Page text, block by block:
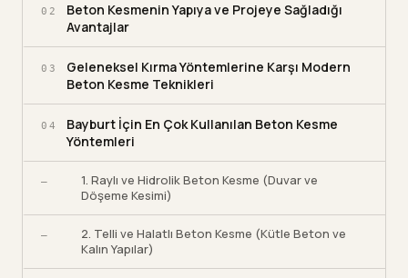
02
Beton Kesmenin Yapıya ve Projeye Sağladığı
Avantajlar
03
Geleneksel Kırma Yöntemlerine Karşı Modern
Beton Kesme Teknikleri
04
Bayburt İçin En Çok Kullanılan Beton Kesme
Yöntemleri
—
1. Raylı ve Hidrolik Beton Kesme (Duvar ve
Döşeme Kesimi)
—
2. Telli ve Halatlı Beton Kesme (Kütle Beton ve
Kalın Yapılar)